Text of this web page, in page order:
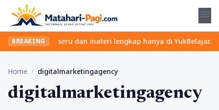
menu
BREAKINGkelas seru dan materi lengkap hanya di
Home / digitalmarketingagency
digitalmarketingagency